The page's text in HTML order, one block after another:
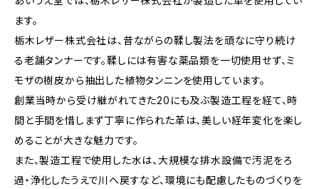
ます。
栃木レザー株式会社は、昔ながらの鞣し製法を頑なに守り続け
る老舗タンナーです。鞣しには有害な薬品類を一切使用せず、ミ
モザの樹皮から抽出した植物タンニンを使用しています。
創業当時から受け継がれてきた20にも及ぶ製造工程を経て、時
間と手間を惜しまず丁寧に作られた革は、美しい経年変化を楽し
めることが大きな魅力です。
また、製造工程で使用した水は、大規模な排水設備で汚泥をろ
過・浄化したうえで川へ戻すなど、環境にも配慮したものづくりを